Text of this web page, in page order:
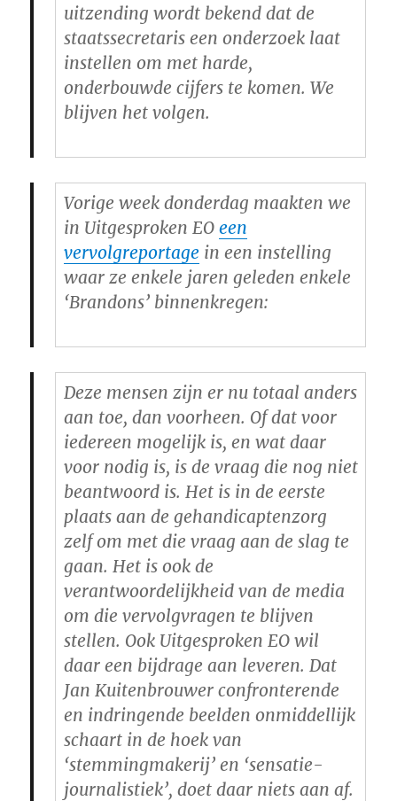
uitzending wordt bekend dat de
staatssecretaris een onderzoek laat
instellen om met harde,
onderbouwde cijfers te komen. We
blijven het volgen.
Vorige week donderdag maakten we
in Uitgesproken EO een
vervolgreportagein een instelling
waar ze enkele jaren geleden enkele
‘Brandons’ binnenkregen:
Deze mensen zijn er nu totaal anders
aan toe, dan voorheen. Of dat voor
iedereen mogelijk is, en wat daar
voor nodig is, is de vraag die nog niet
beantwoord is. Het is in de eerste
plaats aan de gehandicaptenzorg
zelf om met die vraag aan de slag te
gaan. Het is ook de
verantwoordelijkheid van de media
om die vervolgvragen te blijven
stellen. Ook Uitgesproken EO wil
daar een bijdrage aan leveren. Dat
Jan Kuitenbrouwer confronterende
en indringende beelden onmiddellijk
schaart in de hoek van
‘stemmingmakerij’ en ‘sensatie-
journalistiek’, doet daar niets aan af.